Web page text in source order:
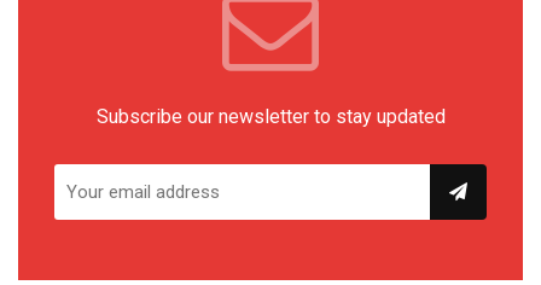
Subscribe our newsletter to stay updated